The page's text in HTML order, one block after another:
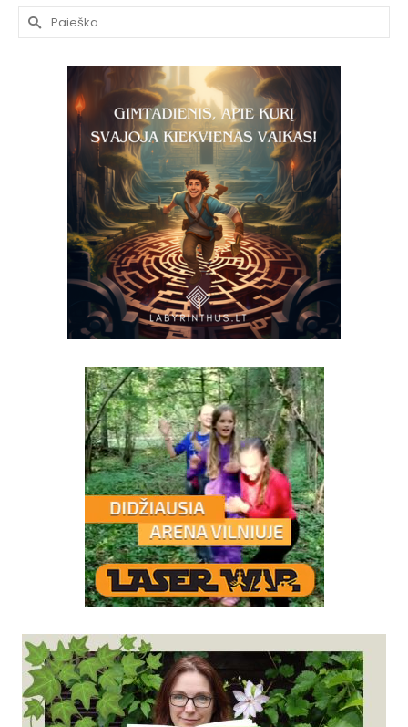
Search
for: